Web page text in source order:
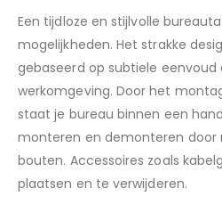
Een tijdloze en stijlvolle
mogelijkheden. Het strakke
gebaseerd op subtiele eenvoud
werkomgeving. Door het
staat je bureau binnen een
monteren en demonteren door
bouten. Accessoires zoals
plaatsen en te verwijderen.